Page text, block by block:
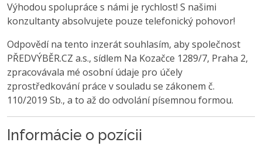
Výhodou spolupráce s námi je rychlost! S našimi
konzultanty absolvujete pouze telefonický pohovor!
Odpovědí na tento inzerát souhlasím, aby společnost
PŘEDVÝBĚR.CZ a.s., sídlem Na Kozačce 1289/7, Praha 2,
zpracovávala mé osobní údaje pro účely
zprostředkování práce v souladu se zákonem č.
110/2019 Sb., a to až do odvolání písemnou formou.
Informácie o pozícii